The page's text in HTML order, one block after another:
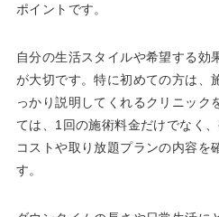
ポイントです。
自分の生活スタイルや希望する効
が大切です。特に初めての方は、
っかり説明してくれるクリニック
ては、1回の施術料金だけでなく
コストや取り放題プランの内容を
す。